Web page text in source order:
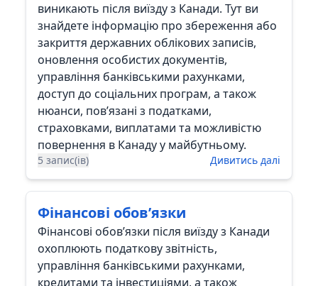
виникають після виїзду з Канади. Тут ви
знайдете інформацію про збереження або
закриття державних облікових записів,
оновлення особистих документів,
управління банківськими рахунками,
доступ до соціальних програм, а також
нюанси, пов’язані з податками,
страховками, виплатами та можливістю
повернення в Канаду у майбутньому.
5 запис(ів) Дивитись далі
Фінансові обов’язки
Фінансові обов’язки після виїзду з Канади
охоплюють податкову звітність,
управління банківськими рахунками,
кредитами та інвестиціями, а також